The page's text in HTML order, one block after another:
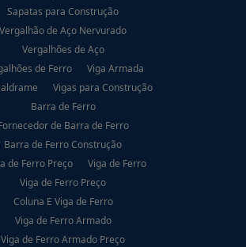
Sapatas para Construção
Vergalhão de Aço Nervurado
Vergalhões de Aço
de Ferro
Viga Armada
Vigas para Construção
Barra de Ferro
de Barra de Ferro
Barra de Ferro Construção
de Ferro Preço
Viga de Ferro
Viga de Ferro Preço
Coluna E Viga de Ferro
Viga de Ferro Armado
Viga de Ferro Armado Preço